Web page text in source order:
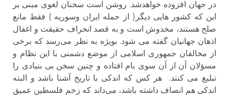
در جهان افزوده خواهدشد. روشن است سخنان لغوی مبنی بر
این که کشور هایی دیگر( از جمله ایران وسوریه ) فقط مانع
صلح هستند، مخدوش است و به قصد انحراف حقیقت و اغفال
اذهان جهانیان گفته می شود. بویژه به نظر می‌رسد که برخی
از مخالفان جمهوری اسلامی از موضع دشمنی با این نظام و
مسؤلان آن از آن سوی بام افتاده و چنین سخن بی بنیادی را
تبلیغ می کنند. هر کس که اندکی با تاریخ آشنا باشد و البته
اندکی هم انصاف داشته باشد، می‌داند که زخم فلسطین عمیق